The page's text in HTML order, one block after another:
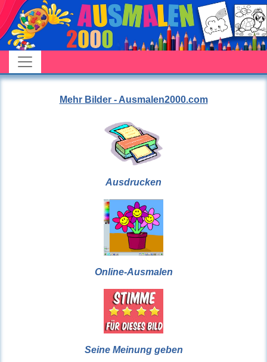
Mehr Bilder - Ausmalen2000.com
Ausdrucken
Online-Ausmalen
Seine Meinung geben